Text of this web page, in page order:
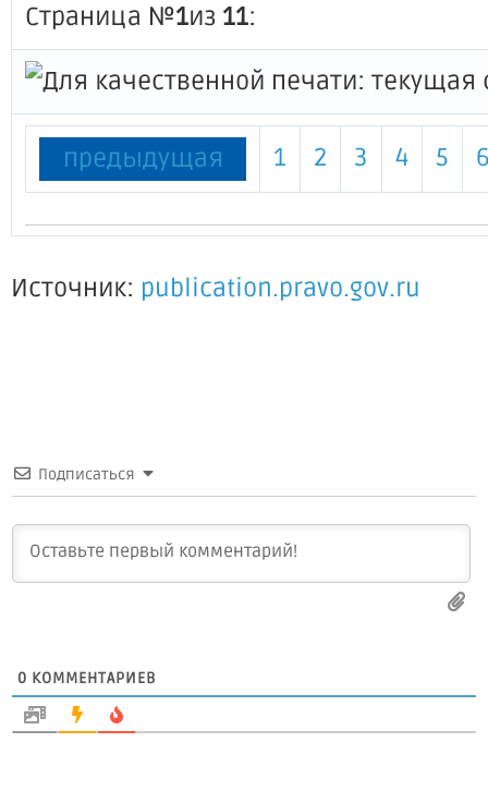
Страница №1из 11:
предыдущая 1 2 3 4 5
Источник: publication.pravo.gov.ru
Подписаться
0 КОММЕНТАРИЕВ